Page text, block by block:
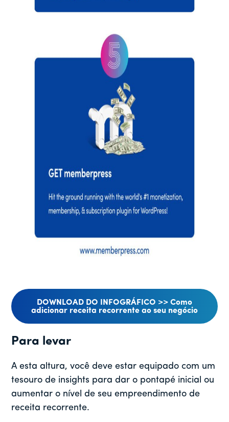
DOWNLOAD DO INFOGRÁFICO >> Como
adicionar receita recorrente ao seu negócio
Para levar
A esta altura, você deve estar equipado com um
tesouro de insights para dar o pontapé inicial ou
aumentar o nível de seu empreendimento de
receita recorrente.